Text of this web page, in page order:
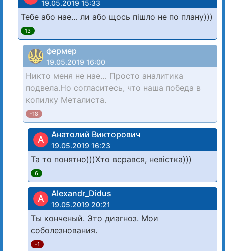
19.05.2019 15:33
Тебе або нае… ли або щось пішло не по плану)))
13
фермер
19.05.2019 16:00
Никто меня не нае… Просто аналитика
подвела.Но согласитесь, что наша победа в
копилку Металиста.
-18
А Анатолий Викторович
19.05.2019 16:23
Та то понятно)))Хто всрався, невістка)))
6
A Alexandr_Didus
19.05.2019 20:21
Ты конченый. Это диагноз. Мои
соболезнования.
-1